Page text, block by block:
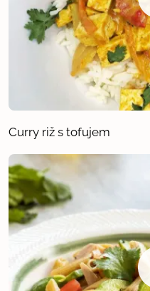
Curry riž s tofujem